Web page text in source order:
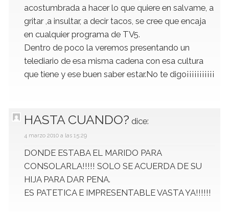
acostumbrada a hacer lo que quiere en salvame, a
gritar ,a insultar, a decir tacos, se cree que encaja
en cualquier programa de TV5.
Dentro de poco la veremos presentando un
telediario de esa misma cadena con esa cultura
que tiene y ese buen saber estar.No te digo¡¡¡¡¡¡¡¡¡¡¡
HASTA CUANDO? dice:
4 marzo 2010 a las 15:29
DONDE ESTABA EL MARIDO PARA
CONSOLARLA!!!!! SOLO SE ACUERDA DE SU
HIJA PARA DAR PENA.
ES PATETICA E IMPRESENTABLE VASTA YA!!!!!!